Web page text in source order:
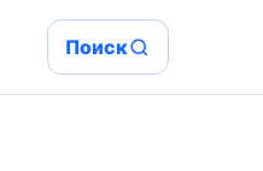
Поиск